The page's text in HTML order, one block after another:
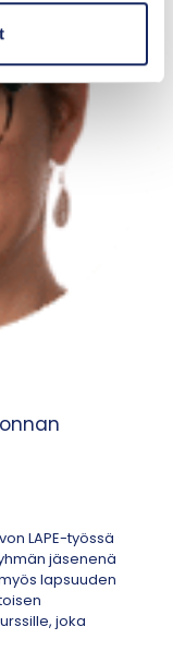
LAPE-työssä
jäsenenä
lapsuuden
joka